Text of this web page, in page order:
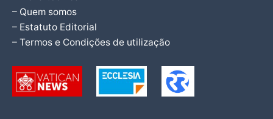
– Quem somos
– Estatuto Editorial
– Termos e Condições de utilização